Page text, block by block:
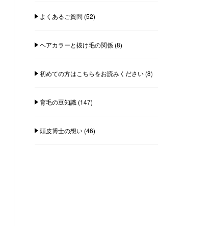
よくあるご質問(52)
ヘアカラーと抜け毛の関係(8)
初めての方はこちらをお読みください(8)
育毛の豆知識(147)
頭皮博士の想い(46)